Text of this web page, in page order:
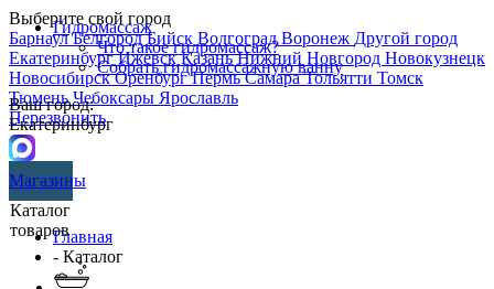
Выберите свой город
БарнаулБелгородБийск ВолгоградВоронеж Другой город
ЕкатеринбургИжевскКазаньНижний Новгород Новокузнецк
НовосибирскОренбургПермьСамараТольятти Томск
ТюменьЧебоксары Ярославль
Перезвонить
Гидромассаж
Что такое гидромассаж?
Собрать гидромассажную ванну
Ваш город:
Екатеринбург
Магазины
Каталог
товаровГлавная
- Каталог